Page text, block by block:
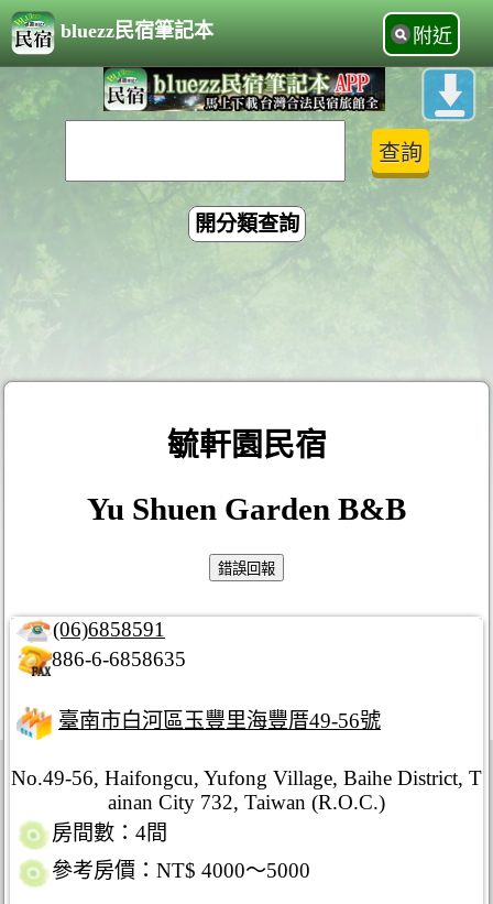
bluezz民宿筆記本 附近
開分類查詢
毓軒園民宿
Yu Shuen Garden B&B
(06)6858591
886-6-6858635
臺南市白河區玉豐里海豐厝49-56號
No.49-56, Haifongcu, Yufong Village, Baihe District, T
ainan City 732, Taiwan (R.O.C.)
房間數：4間
參考房價：NT$ 4000～5000